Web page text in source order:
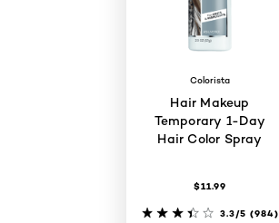
Colorista
Hair Makeup
Temporary 1-Day
Hair Color Spray
$11.99
3.3/5 (984)